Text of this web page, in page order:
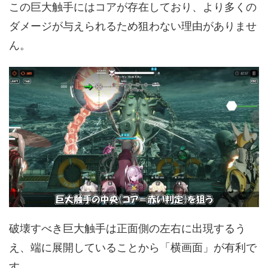
この巨大触手にはコアが存在しており、より多くの
ダメージが与えられるため狙わない理由がありませ
ん。
破壊すべき巨大触手は正面側の左右に出現するう
え、端に展開していることから「横画面」が有利で